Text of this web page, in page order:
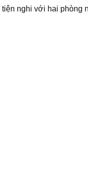
nghi với hai phòng